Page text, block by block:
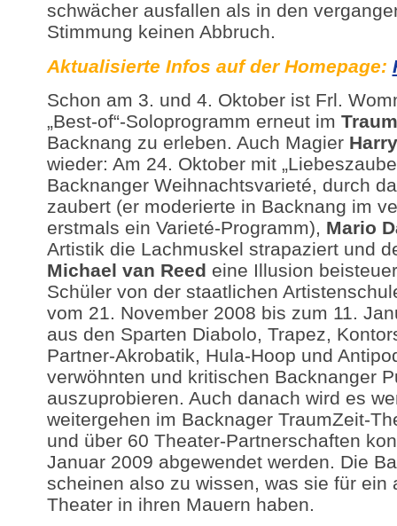
schwächer ausfallen als in den
Stimmung keinen Abbruch.
Aktualisierte Infos auf der Homepage:
Schon am 3. und 4. Oktober ist Frl.
„Best-of“-Soloprogramm erneut im
Backnang zu erleben. Auch Magier
wieder: Am 24. Oktober mit
Backnanger Weihnachtsvarieté, durch
zaubert (er moderierte in Backnang im
erstmals ein Varieté-Programm), Mario
Artistik die Lachmuskel strapaziert und
Michael van Reed eine Illusion
Schüler von der staatlichen
vom 21. November 2008 bis zum 11.
aus den Sparten Diabolo, Trapez,
Partner-Akrobatik, Hula-Hoop und
verwöhnten und kritischen Backnanger
auszuprobieren. Auch danach wird es
weitergehen im Backnager TraumZeit-
und über 60 Theater-Partnerschaften
Januar 2009 abgewendet werden. Die
scheinen also zu wissen, was sie für ein
Theater in ihren Mauern haben.